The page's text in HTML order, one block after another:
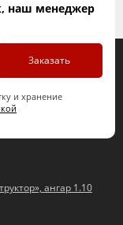
наш менеджер
Заказать
и хранение
ангар 1.10